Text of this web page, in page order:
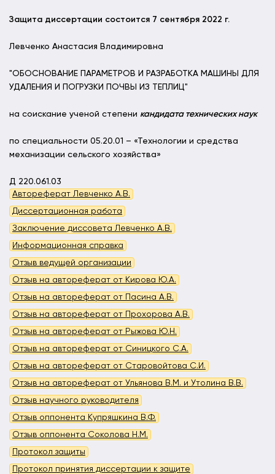
Защита диссертации состоится 7 сентября 2022 г.
Левченко Анастасия Владимировна
"ОБОСНОВАНИЕ ПАРАМЕТРОВ И РАЗРАБОТКА МАШИНЫ ДЛЯ
УДАЛЕНИЯ И ПОГРУЗКИ ПОЧВЫ ИЗ ТЕПЛИЦ"
на соискание ученой степени кандидата технических наук
по специальности 05.20.01 – «Технологии и средства
механизации сельского хозяйства»
Д 220.061.03
Автореферат Левченко А.В.
Диссертационная работа
Заключение диссовета Левченко А.В.
Информационная справка
Отзыв ведущей организации
Отзыв на автореферат от Кирова Ю.А.
Отзыв на автореферат от Пасина А.В.
Отзыв на автореферат от Прохорова А.В.
Отзыв на автореферат от Рыжова Ю.Н.
Отзыв на автореферат от Синицкого С.А.
Отзыв на автореферат от Старовойтова С.И.
Отзыв на автореферат от Ульянова В.М. и Утолина В.В.
Отзыв научного руководителя
Отзыв оппонента Купряшкина В.Ф.
Отзыв оппонента Соколова Н.М.
Протокол защиты
Протокол принятия диссертации к защите